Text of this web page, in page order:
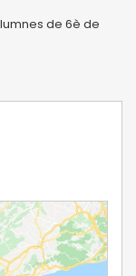
de 6è de